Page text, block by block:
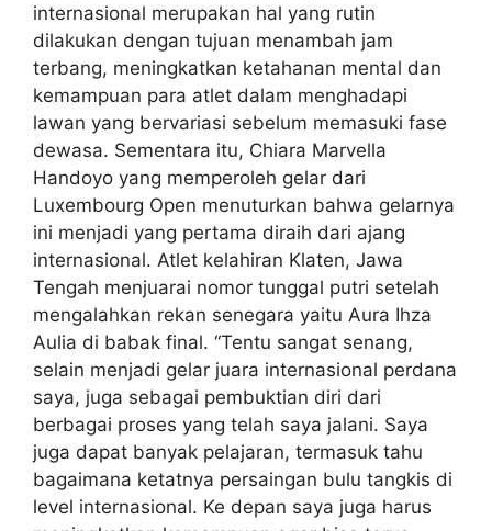
internasional merupakan hal yang rutin
dilakukan dengan tujuan menambah jam
terbang, meningkatkan ketahanan mental dan
kemampuan para atlet dalam menghadapi
lawan yang bervariasi sebelum memasuki fase
dewasa. Sementara itu, Chiara Marvella
Handoyo yang memperoleh gelar dari
Luxembourg Open menuturkan bahwa gelarnya
ini menjadi yang pertama diraih dari ajang
internasional. Atlet kelahiran Klaten, Jawa
Tengah menjuarai nomor tunggal putri setelah
mengalahkan rekan senegara yaitu Aura Ihza
Aulia di babak final. “Tentu sangat senang,
selain menjadi gelar juara internasional perdana
saya, juga sebagai pembuktian diri dari
berbagai proses yang telah saya jalani. Saya
juga dapat banyak pelajaran, termasuk tahu
bagaimana ketatnya persaingan bulu tangkis di
level internasional. Ke depan saya juga harus